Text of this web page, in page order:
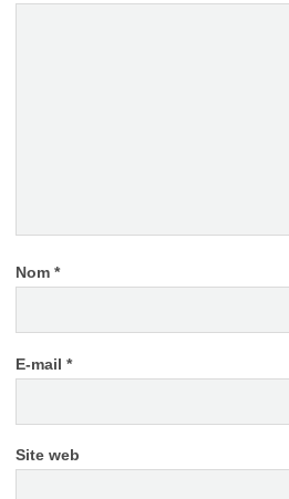
Nom *
E-mail *
Site web